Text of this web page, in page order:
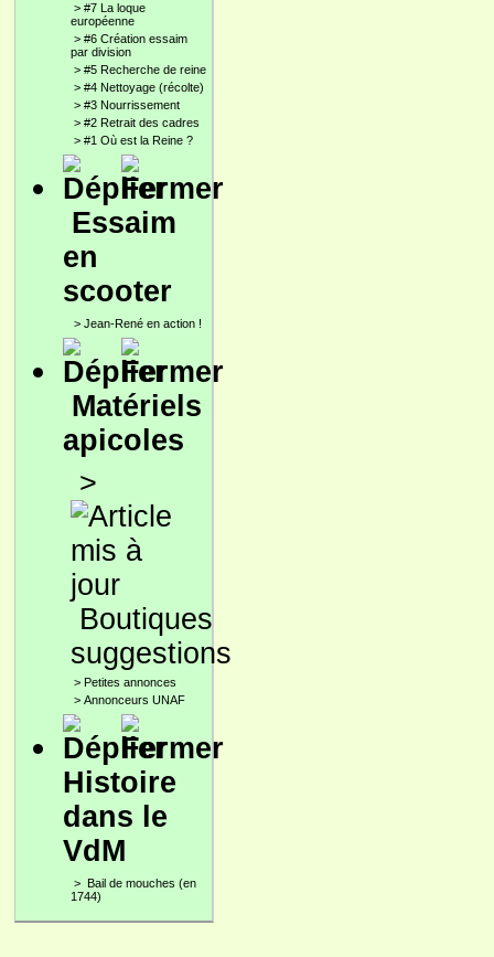
> #7 La loque
européenne
> #6 Création essaim
par division
> #5 Recherche de reine
> #4 Nettoyage (récolte)
> #3 Nourrissement
> #2 Retrait des cadres
> #1 Où est la Reine ?
Essaim
en
scooter
> Jean-René en action !
Matériels
apicoles
>
Boutiques
suggestions
> Petites annonces
> Annonceurs UNAF
Histoire
dans le
VdM
> Bail de mouches (en
1744)